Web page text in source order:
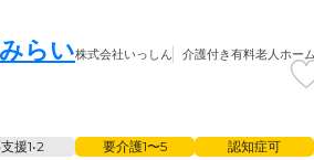
らい株式会社いっしん 介護付き有料老人ホー
援1•2 要介護1〜5 認知症可